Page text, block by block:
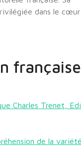
dans le cœur
française
Charles Trenet,
de la variété